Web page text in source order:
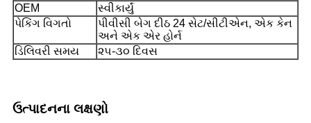
OEM
સ્વીકાર્યું
પેકિંગ વિગતો
પીવીસી બેગ દીઠ 24 સેટ/સીટીએન, એક કેન
અને એક એર હોર્ન
ડિલિવરી સમય
૨૫-૩૦ દિવસ
ઉત્પાદનના લક્ષણો